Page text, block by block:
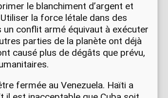
le blanchiment d’argent et
la force létale dans des
conflit armé équivaut à exécuter
parties de la planète ont déjà
causé plus de dégâts que prévu,
fermée au Venezuela. Haïti a